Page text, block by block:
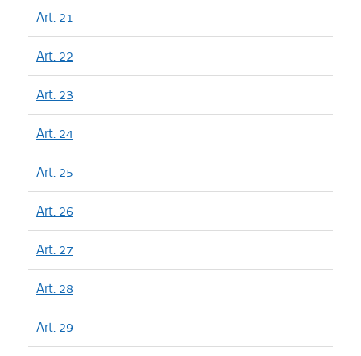
Art. 21
Art. 22
Art. 23
Art. 24
Art. 25
Art. 26
Art. 27
Art. 28
Art. 29